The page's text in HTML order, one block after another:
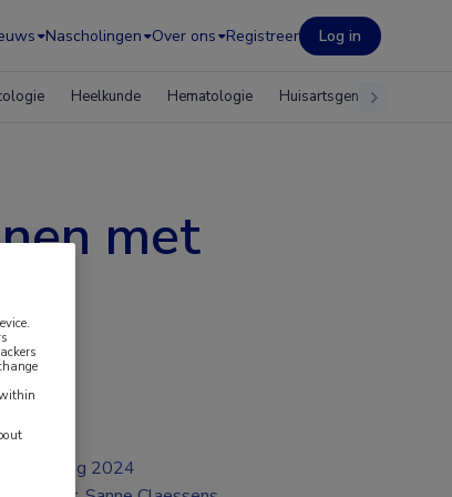
Nascholingen Over ons Registreer Log in
Heelkunde Hematologie Huisartsgeneeskunde
met
aug 2024